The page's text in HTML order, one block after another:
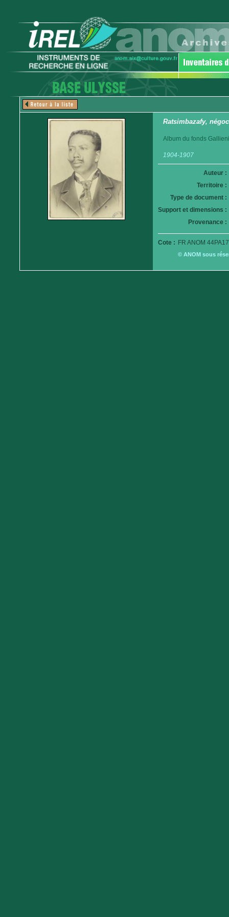
Ratsimbazafy,
Album du fonds
1904-1907
Auteur :
Territoire :
Type de document :
Support et dimensions :
Provenance :
Cote : FR ANOM
© ANOM sous